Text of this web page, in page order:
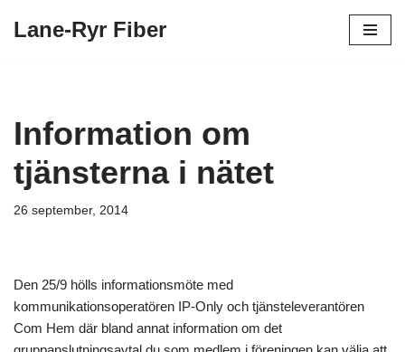
Lane-Ryr Fiber
Information om
tjänsterna i nätet
26 september, 2014
Den 25/9 hölls informationsmöte med
kommunikationsoperatören IP-Only och tjänsteleverantören
Com Hem där bland annat information om det